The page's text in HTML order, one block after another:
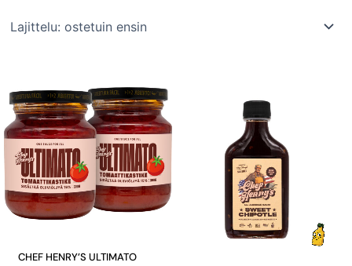
CHEF HENRY’S ULTIMATO